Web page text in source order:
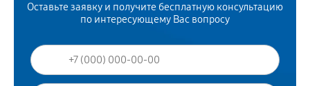
Оставьте заявку и получите бесплатную консультацию
по интересующему Вас вопросу